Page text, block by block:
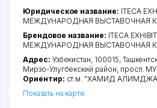
Юридическое название: ITECA
МЕЖДУНАРОДНАЯ ВЫСТАВОЧНАЯ
Брендовое название: ITECA
МЕЖДУНАРОДНАЯ ВЫСТАВОЧНАЯ
Адрес: Узбекистан, 100015,
Мирзо-Улугбекский район, просп.
Ориентир: ст.м. "ХАМИД
Показать на карте